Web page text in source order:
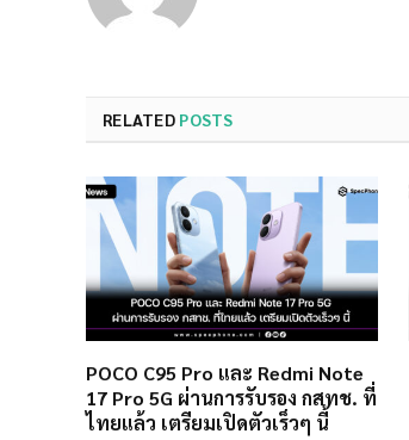
RELATED POSTS
POCO C95 Pro และ Redmi Note
17 Pro 5G ผ่านการรับรอง กสทช. ที่
ไทยแล้ว เตรียมเปิดตัวเร็วๆ นี้